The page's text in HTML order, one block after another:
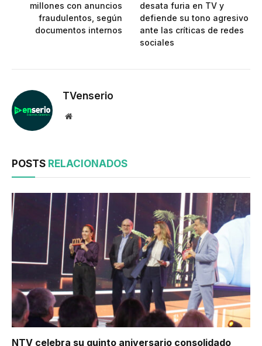
millones con anuncios
fraudulentos, según
documentos internos
desata furia en TV y
defiende su tono agresivo
ante las críticas de redes
sociales
TVenserio
Website
POSTS RELACIONADOS
NTV celebra su quinto aniversario consolidado